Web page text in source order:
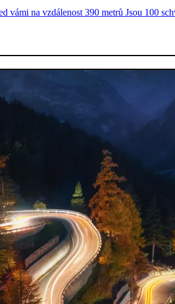
na vzdálenost 390 metrů Jsou 100